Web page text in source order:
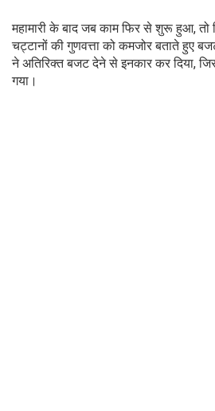
महामारी के बाद जब काम फिर से शुरू हुआ, तो
चट्टानों की गुणवत्ता को कमजोर बताते हुए
ने अतिरिक्त बजट देने से इनकार कर दिया,
गया।